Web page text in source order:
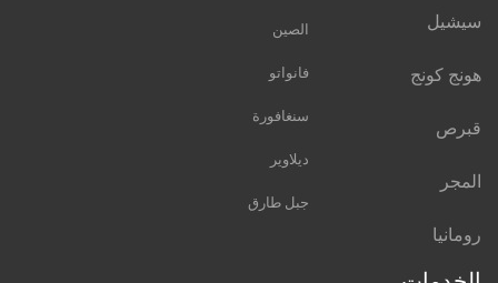
سيشيل
هونج كونج
قبرص
المجر
رومانيا
الصين
فانواتو
سنغافورة
ديلاوير
جبل طارق